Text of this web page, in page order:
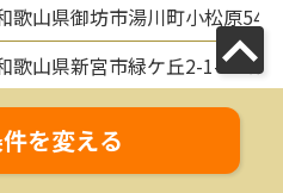
歌山県御坊市湯川町小松原
歌山県新宮市緑ケ丘2-1-31 カ
公証役場一覧
者からの暴力全般に
を変える